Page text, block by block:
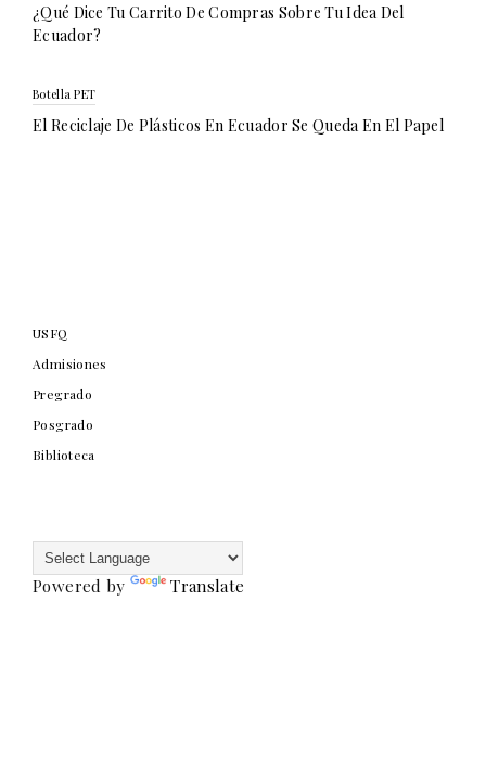
¿Qué Dice Tu Carrito De Compras Sobre Tu Idea Del
Ecuador?
Botella PET
El Reciclaje De Plásticos En Ecuador Se Queda En El Papel
USFQ
Admisiones
Pregrado
Posgrado
Biblioteca
Powered by Translate